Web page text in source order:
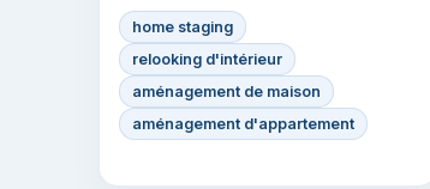
home staging
relooking d'intérieur
aménagement de maison
aménagement d'appartement